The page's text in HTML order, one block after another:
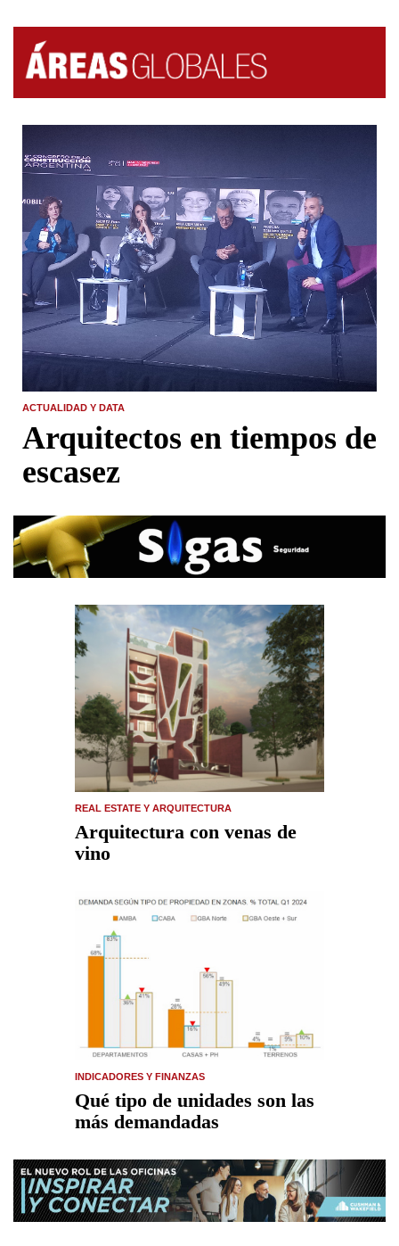
ACTUALIDAD Y DATA
Arquitectos en tiempos de
escasez
REAL ESTATE Y ARQUITECTURA
Arquitectura con venas de
vino
INDICADORES Y FINANZAS
Qué tipo de unidades son las
más demandadas